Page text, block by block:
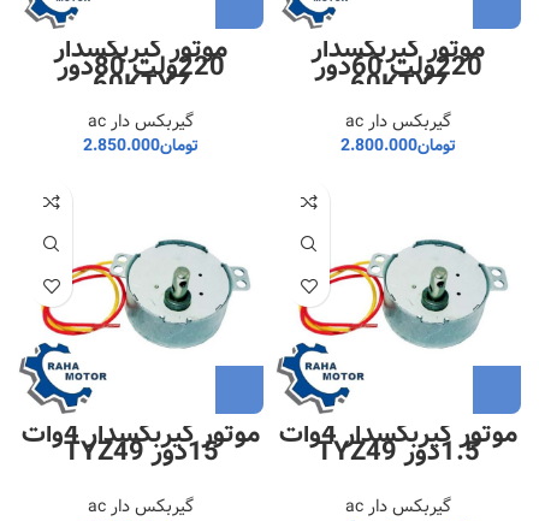
موتور گیربکسدار
220ولت 60دور60KTYZ
گیربکس دار ac
تومان2.800.000
موتور گیربکسدار
220ولت 80دور60KTYZ
گیربکس دار ac
تومان2.850.000
موتور گیربکسدار 4وات 1.5دور TYZ49
گیربکس دار ac
موتور گیربکسدار 4وات 15دور TYZ49
گیربکس دار ac